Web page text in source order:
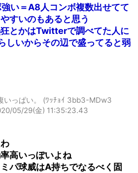
い＝A8人コンボ複数出せてて
すいのもあると思う
とかはTwitterで調べてた人に
しいからその辺で盛ってると弱
いっぱい。 (ﾜｯﾁｮｲ 3bb3-MDw3
05/29(金) 11:35:23.43
高いっぽいよね
パ球威はA持ちでなるべく固